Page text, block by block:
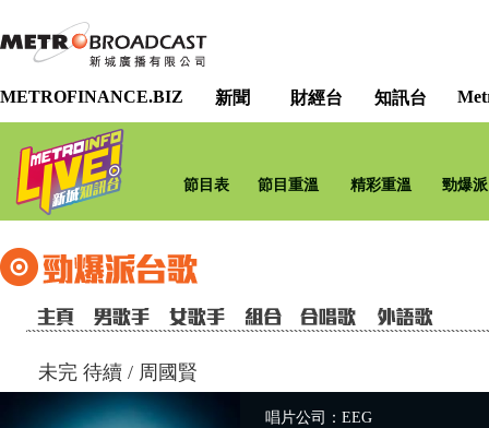
METROFINANCE.BIZ 新聞 財經台 知訊台
節目表 節目重溫 精彩重溫 勁爆
未完 待續 / 周國賢
唱片公司：EEG